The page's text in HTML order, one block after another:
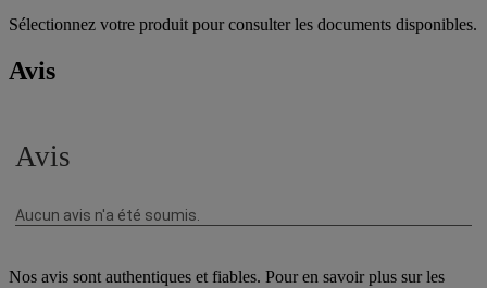
Sélectionnez votre produit pour consulter les documents disponibles.
Avis
Nos avis sont authentiques et fiables. Pour en savoir plus sur les